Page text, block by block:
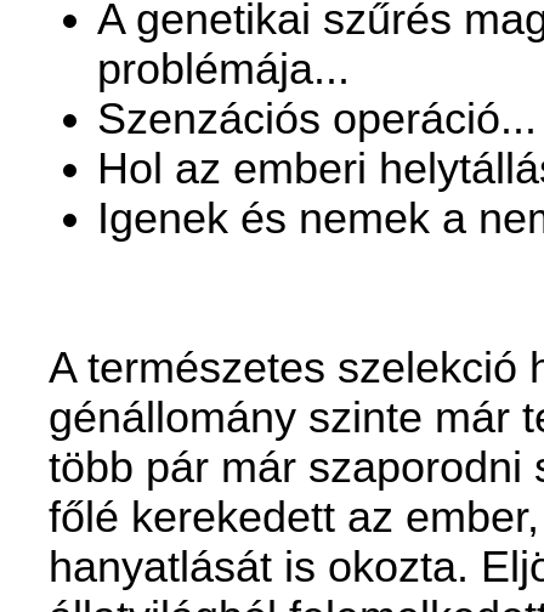
A genetikai szűrés
problémája...
Szenzációs operáció...
Hol az emberi
Igenek és nemek a
A természetes szelekció
génállomány szinte már
több pár már szaporodni
főlé kerekedett az
hanyatlását is okozta.